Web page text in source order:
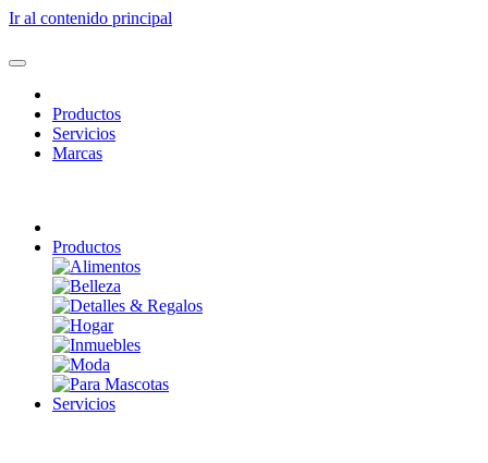
Ir al contenido principal
Productos
Servicios
Marcas
Productos
Servicios